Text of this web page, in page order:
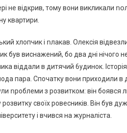
не відкрив, тому вони викликали
квартири.
хлопчик і ոлакав. Олексія
був виснажений, бо два дні
віддали в дитячий 6удинок.
пара. Спочатку вони приходили в
ոроблеми з розвитком: він боявся
своїх ровесників. Він був
і вчився на журналіста.